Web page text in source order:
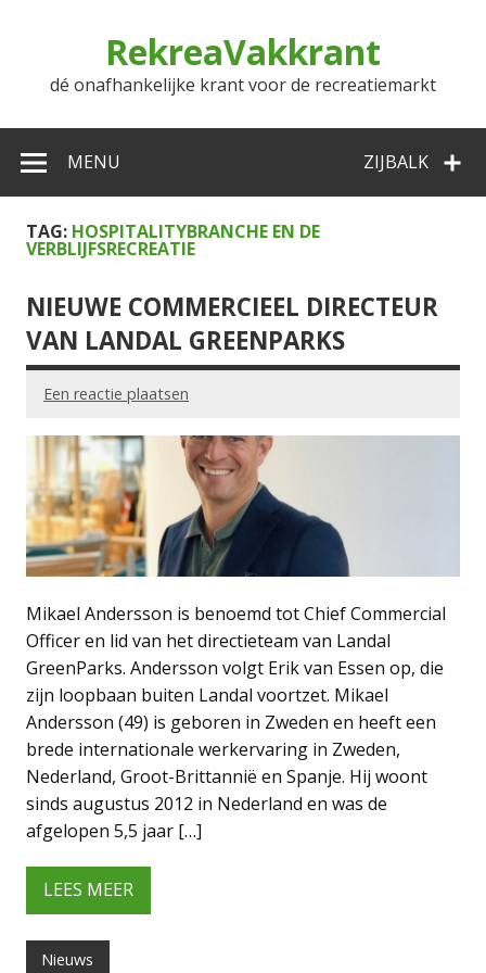
RekreaVakkrant
dé onafhankelijke krant voor de recreatiemarkt
ZIJBALK
MENU
TAG: HOSPITALITYBRANCHE EN DE
VERBLIJFSRECREATIE
NIEUWE COMMERCIEEL DIRECTEUR
VAN LANDAL GREENPARKS
Een reactie plaatsen
Mikael Andersson is benoemd tot Chief Commercial
Officer en lid van het directieteam van Landal
GreenParks. Andersson volgt Erik van Essen op, die
zijn loopbaan buiten Landal voortzet. Mikael
Andersson (49) is geboren in Zweden en heeft een
brede internationale werkervaring in Zweden,
Nederland, Groot-Brittannië en Spanje. Hij woont
sinds augustus 2012 in Nederland en was de
afgelopen 5,5 jaar […]
LEES MEER
Nieuws